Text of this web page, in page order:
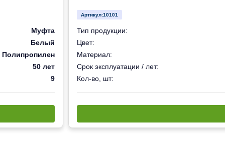
Муфта
Белый
Полипропилен
50 лет
9
Артикул:10101
Тип продукции:
Цвет:
Материал:
Срок эксплуатации / лет:
Кол-во, шт: